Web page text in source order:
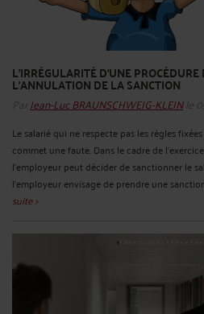
L'IRRÉGULARITÉ D’UNE
L'ANNULATION DE LA SANCTION
Par Jean-Luc BRAUNSCHWEIG-KLEINle
Le salarié qui ne respecte pas les règles
commet une faute. Dans le cadre de
l'employeur peut décider de sanctionner le
l'employeur envisage de prendre une
suite >